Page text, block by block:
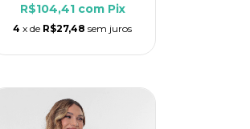
R$104,41 com Pix
4 x de R$27,48 sem juros